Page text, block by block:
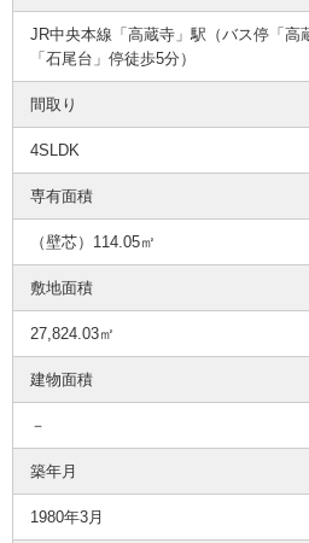
JR中央本線「高蔵寺」駅（バス停「高
「石尾台」停徒歩5分）
間取り
4SLDK
専有面積
（壁芯）114.05㎡
敷地面積
27,824.03㎡
建物面積
－
築年月
1980年3月